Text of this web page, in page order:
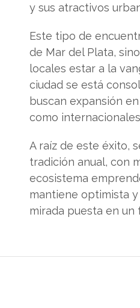
y sus atractivos
Este tipo de
de Mar del Plata,
locales estar a la
ciudad se está
buscan expansión
como
A raíz de este éxito,
tradición anual, con
ecosistema
mantiene optimista
mirada puesta en